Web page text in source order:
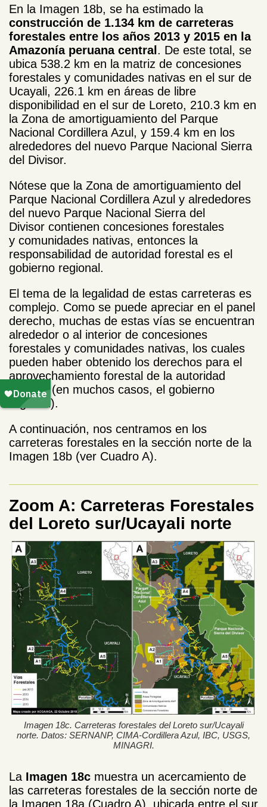
En la Imagen 18b, se ha estimado la
construcción de 1.134 km de carreteras
forestales entre los años 2013 y 2015 en la
Amazonía peruana central . De este total, se
ubica 538.2 km en la matriz de concesiones
forestales y comunidades nativas en el sur de
Ucayali, 226.1 km en áreas de libre
disponibilidad en el sur de Loreto, 210.3 km en
la Zona de amortiguamiento del Parque
Nacional Cordillera Azul, y 159.4 km en los
alrededores del nuevo Parque Nacional Sierra
del Divisor.
Nótese que la Zona de amortiguamiento del
Parque Nacional Cordillera Azul y alrededores
del nuevo Parque Nacional Sierra del
Divisor contienen concesiones forestales
y comunidades nativas, entonces la
responsabilidad de autoridad forestal es el
gobierno regional.
El tema de la legalidad de estas carreteras es
complejo. Como se puede apreciar en el panel
derecho, muchas de estas vías se encuentran
alrededor o al interior de concesiones
forestales y comunidades nativas, los cuales
pueden haber obtenido los derechos para el
aprovechamiento forestal de la autoridad
forestal (en muchos casos, el gobierno
regional).
A continuación, nos centramos en los
carreteras forestales en la sección norte de la
Imagen 18b (ver Cuadro A).
Zoom A: Carreteras Forestales
del Loreto sur/Ucayali norte
Imagen 18c. Carreteras forestales del Loreto sur/Ucayali
norte. Datos: SERNANP, CIMA-Cordillera Azul, IBC, USGS,
MINAGRI.
La Imagen 18c muestra un acercamiento de
las carreteras forestales de la sección norte de
la Imagen 18a (Cuadro A), ubicada entre el sur